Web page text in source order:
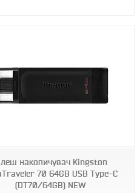
накопичувач Kingston
70 64GB USB Type-C
(DT70/64GB) NEW